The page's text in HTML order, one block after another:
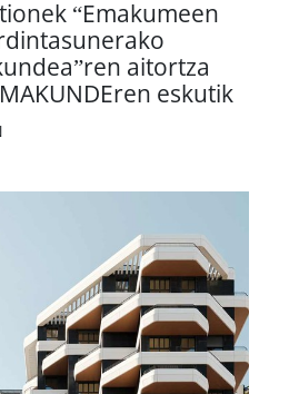
“Emakumeen
aitortza
eskutik